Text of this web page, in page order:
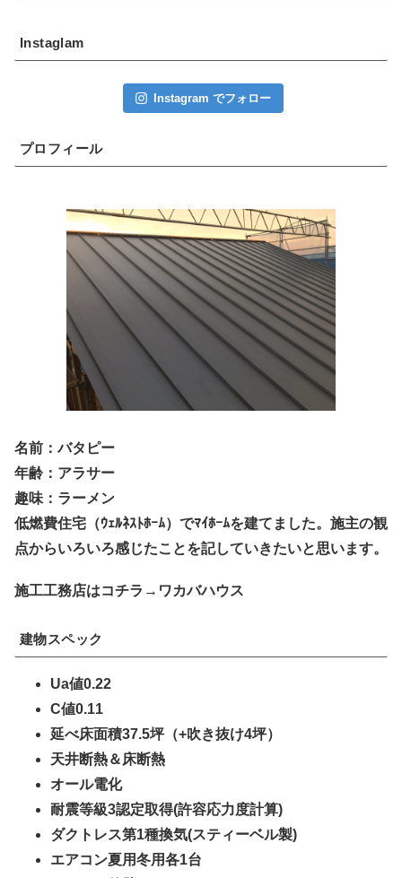
Instaglam
Instagram でフォロー
プロフィール
名前：バタピー
年齢：アラサー
趣味：ラーメン
低燃費住宅（ｳｪﾙﾈｽﾄﾎｰﾑ）でﾏｲﾎｰﾑを建てました。施主の観
点からいろいろ感じたことを記していきたいと思います。
施工工務店はコチラ→ワカバハウス
建物スペック
Ua値0.22
C値0.11
延べ床面積37.5坪（+吹き抜け4坪）
天井断熱＆床断熱
オール電化
耐震等級3認定取得(許容応力度計算)
ダクトレス第1種換気(スティーベル製)
エアコン夏用冬用各1台